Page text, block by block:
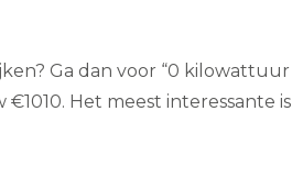
Ga dan voor “0 kilowattuur
Het meest interessante is